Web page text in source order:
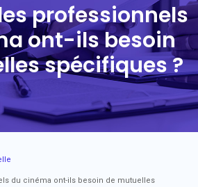
professionnels
ont-ils besoin
spécifiques ?
du cinéma ont-ils besoin de mutuelles